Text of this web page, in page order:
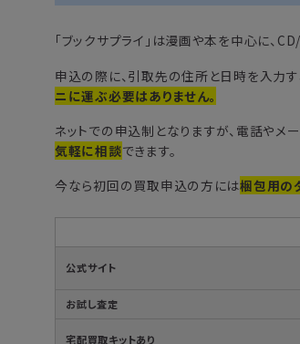
「ブックサプライ」は漫画や本を中心に、
申込の際に、引取先の住所と日時を入力
ニに運ぶ必要はありません。
ネットでの申込制となりますが、電話やメ
気軽に相談できます。
今なら初回の買取申込の方には梱包用の
公式サイト
お試し査定
宅配買取キットあり